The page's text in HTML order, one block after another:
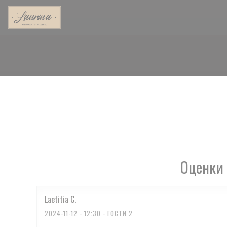
Панель управления cookies
Laetitia C
2024-11-12 - 12:30 - ГОСТИ 2